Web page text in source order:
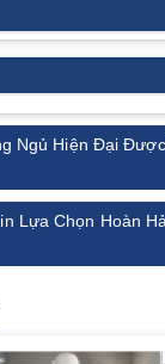
Ngủ Hiện Đại
Lựa Chọn Hoàn